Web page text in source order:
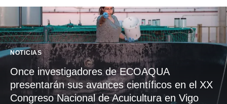
NOTICIAS
Once investigadores de ECOAQUA
presentarán sus avances científicos en el XX
Congreso Nacional de Acuicultura en Vigo